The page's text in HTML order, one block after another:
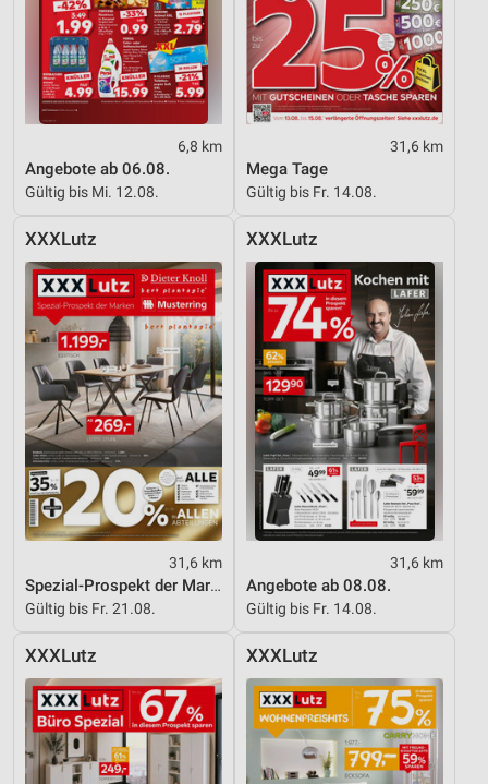
6,8 km
Angebote ab 06.08.
Gültig bis Mi. 12.08.
31,6 km
Mega Tage
Gültig bis Fr. 14.08.
XXXLutz
31,6 km
Spezial-Prospekt der Marken
Gültig bis Fr. 21.08.
XXXLutz
31,6 km
Angebote ab 08.08.
Gültig bis Fr. 14.08.
XXXLutz XXXLutz
Verwendung von Profilen zur Auswahl
personalisierter Inhalte
Messung der Werbeleistung
Analyse von Zielgruppen durch Statistiken oder
Kombinationen von Daten aus verschiedenen
Entwicklung und Verbesserung der Angebote
Verwendung reduzierter Daten zur Auswahl von
Inhalten
IAB-Besonderheiten:
Verwendung genauer Standortdaten
Geräte anhand von aktiv angeforderten
Informationen identifizieren
Nicht-IAB-Verarbeitungszwecke:
Notwendig
Funktional
Werbung